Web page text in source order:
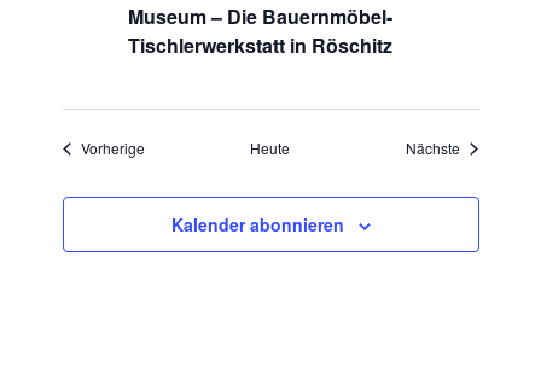
Museum – Die Bauernmöbel-
Tischlerwerkstatt in Röschitz
VorherigeVeranstaltungen Heute Nächste
Kalender abonnieren